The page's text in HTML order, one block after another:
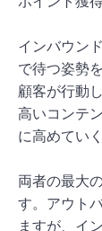
インバウン
で待つ姿勢
顧客が行動
高いコンテ
に高めてい
両者の最大
す。アウト
ますが、イ